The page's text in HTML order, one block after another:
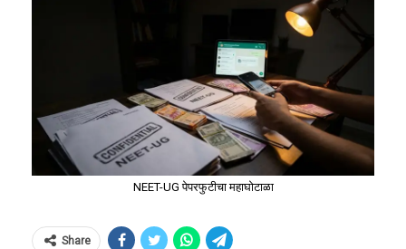
NEET-UG पेपरफुटीचा महाघोटाळा
Share